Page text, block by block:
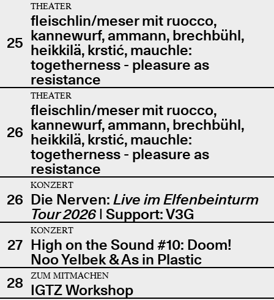
25
THEATER
fleischlin/meser mit ruocco,
kannewurf, ammann, brechbühl,
heikkilä, krstić, mauchle:
togetherness - pleasure as
resistance
26
THEATER
fleischlin/meser mit ruocco,
kannewurf, ammann, brechbühl,
heikkilä, krstić, mauchle:
togetherness - pleasure as
resistance
26
KONZERT
Die Nerven: Live im Elfenbeinturm
Tour 2026| Support: V3G
27
KONZERT
High on the Sound #10: Doom!
Noo Yelbek & As in Plastic
28
ZUM MITMACHEN
IGTZ Workshop